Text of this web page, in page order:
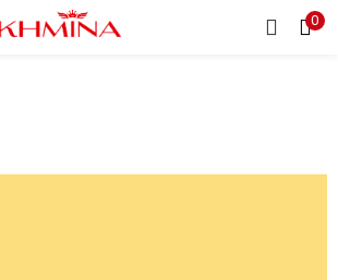
0
REGISTRIEREN
und Kennwort ein, um